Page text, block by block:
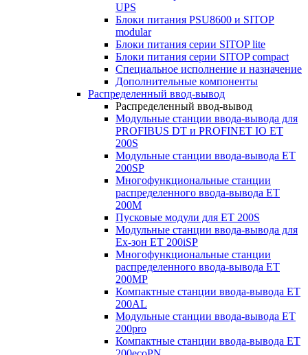
UPS
Блоки питания PSU8600 и SITOP
modular
Блоки питания серии SITOP lite
Блоки питания серии SITOP compact
Специальное исполнение и назначение
Дополнительные компоненты
Распределенный ввод-вывод
Распределенный ввод-вывод
Модульные станции ввода-вывода для
PROFIBUS DT и PROFINET IO ET
200S
Модульные станции ввода-вывода ET
200SP
Многофункциональные станции
распределенного ввода-вывода ET
200M
Пусковые модули для ET 200S
Модульные станции ввода-вывода для
Ex-зон ET 200iSP
Многофункциональные станции
распределенного ввода-вывода ET
200MP
Компактные станции ввода-вывода ET
200AL
Модульные станции ввода-вывода ET
200pro
Компактные станции ввода-вывода ET